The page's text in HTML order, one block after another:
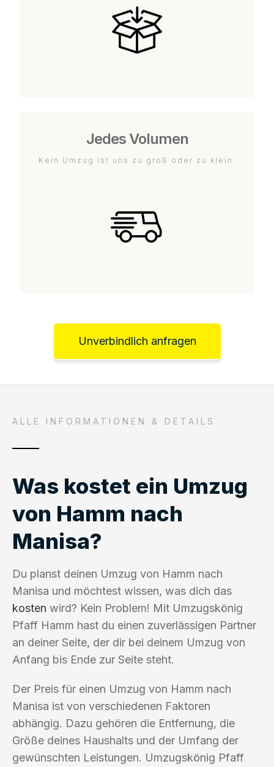
Jedes Volumen
Kein Umzug ist uns zu groß oder zu klein.
Unverbindlich anfragen
ALLE INFORMATIONEN & DETAILS
Was kostet ein Umzug
von Hamm nach
Manisa?
Du planst deinen Umzug von Hamm nach
Manisa und möchtest wissen, was dich das
kosten wird? Kein Problem! Mit Umzugskönig
Pfaff Hamm hast du einen zuverlässigen Partner
an deiner Seite, der dir bei deinem Umzug von
Anfang bis Ende zur Seite steht.
Der Preis für einen Umzug von Hamm nach
Manisa ist von verschiedenen Faktoren
abhängig. Dazu gehören die Entfernung, die
Größe deines Haushalts und der Umfang der
gewünschten Leistungen. Umzugskönig Pfaff